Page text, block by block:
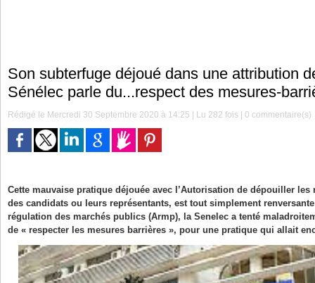
Son subterfuge déjoué dans une attribution
Sénélec parle du...respect des mesures-
Rédigé le Mercredi 30 Septembre 2020 à 14:25 | Lu 282 fois |0 commentaire(s)
Cette mauvaise pratique déjouée avec l’Autorisation de dépouiller les
des candidats ou leurs représentants, est tout simplement
régulation des marchés publics (Armp), la Senelec a tenté
de « respecter les mesures barrières », pour une pratique qui allait